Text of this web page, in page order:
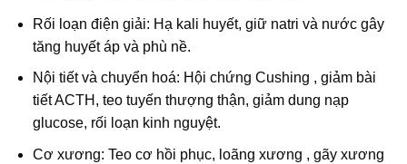
Rối loạn điện giải: Hạ kali huyết, giữ natri và nước gây
tăng huyết áp và phù nề.
Nội tiết và chuyển hoá: Hội chứng Cushing , giảm bài
tiết ACTH, teo tuyến thượng thận, giảm dung nạp
glucose, rối loạn kinh nguyệt.
Cơ xương: Teo cơ hồi phục, loãng xương , gãy xương